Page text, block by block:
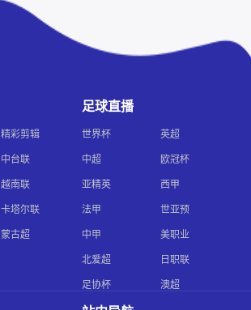
精彩剪辑
中台联
越南联
卡塔尔联
蒙古超
足球直播
世界杯 英超
中超 欧冠杯
亚精英 西甲
法甲 世亚预
中甲 美职业
北爱超 日职联
足协杯 澳超